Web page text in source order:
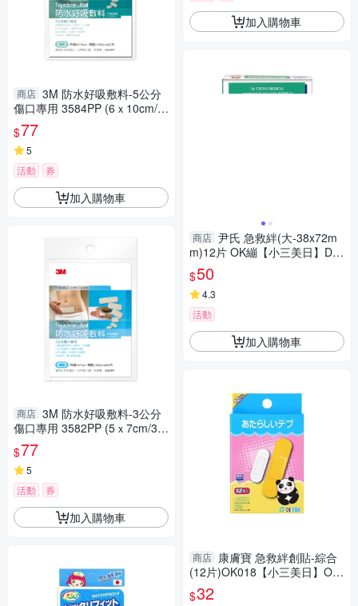
商店 3M 防水好吸敷料-5公分
傷口專用 3584PP (6ｘ10cm/2
片/包)【杏一】
$77
5
活動
券
加入購物車
商店 3M 防水好吸敷料-3公分
傷口專用 3582PP (5ｘ7cm/3
片/包)【杏一】
$77
5
活動
券
加入購物車
加入購物車
商店 尹氏 急救絆(大-38x72m
m)12片 OK繃【小三美日】DS
011007
$50
4.3
活動
加入購物車
商店 康膚寶 急救絆創貼-綜合
(12片)OK018【小三美日】OK
繃 DS002668
$32